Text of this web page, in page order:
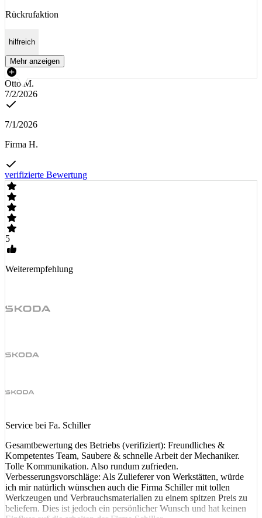
Rückrufaktion
hilfreich
Mehr anzeigen
Otto M.
7/2/2026
7/1/2026
Firma H.
verifizierte Bewertung
5
Weiterempfehlung
Service bei Fa. Schiller
Gesamtbewertung des Betriebs (verifiziert): Freundliches &
Kompetentes Team, Saubere & schnelle Arbeit der Mechaniker.
Tolle Kommunikation. Also rundum zufrieden.
Verbesserungsvorschläge: Als Zulieferer von Werkstätten, würde
ich mir natürlich wünschen auch die Firma Schiller mit tollen
Werkzeugen und Verbrauchsmaterialien zu einem spitzen Preis zu
beliefern. Dies ist jedoch ein persönlicher Wunsch und hat keinen